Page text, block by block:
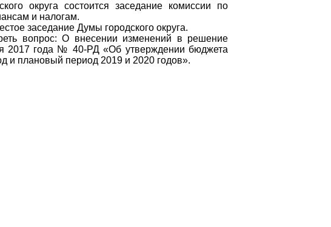
округа состоится заседание комиссии по
и налогам.
заседание Думы городского округа.
вопрос: О внесении изменений в решение
2017 года № 40-РД «Об утверждении бюджета
и плановый период 2019 и 2020 годов».